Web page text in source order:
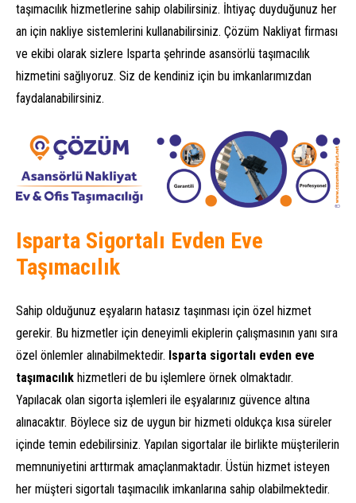
taşımacılık hizmetlerine sahip olabilirsiniz. İhtiyaç duyduğunuz her
an için nakliye sistemlerini kullanabilirsiniz. Çözüm Nakliyat firması
ve ekibi olarak sizlere Isparta şehrinde asansörlü taşımacılık
hizmetini sağlıyoruz. Siz de kendiniz için bu imkanlarımızdan
faydalanabilirsiniz.
Isparta Sigortalı Evden Eve
Taşımacılık
Sahip olduğunuz eşyaların hatasız taşınması için özel hizmet
gerekir. Bu hizmetler için deneyimli ekiplerin çalışmasının yanı sıra
özel önlemler alınabilmektedir. Isparta sigortalı evden eve
taşımacılık hizmetleri de bu işlemlere örnek olmaktadır.
Yapılacak olan sigorta işlemleri ile eşyalarınız güvence altına
alınacaktır. Böylece siz de uygun bir hizmeti oldukça kısa süreler
içinde temin edebilirsiniz. Yapılan sigortalar ile birlikte müşterilerin
memnuniyetini arttırmak amaçlanmaktadır. Üstün hizmet isteyen
her müşteri sigortalı taşımacılık imkanlarına sahip olabilmektedir.